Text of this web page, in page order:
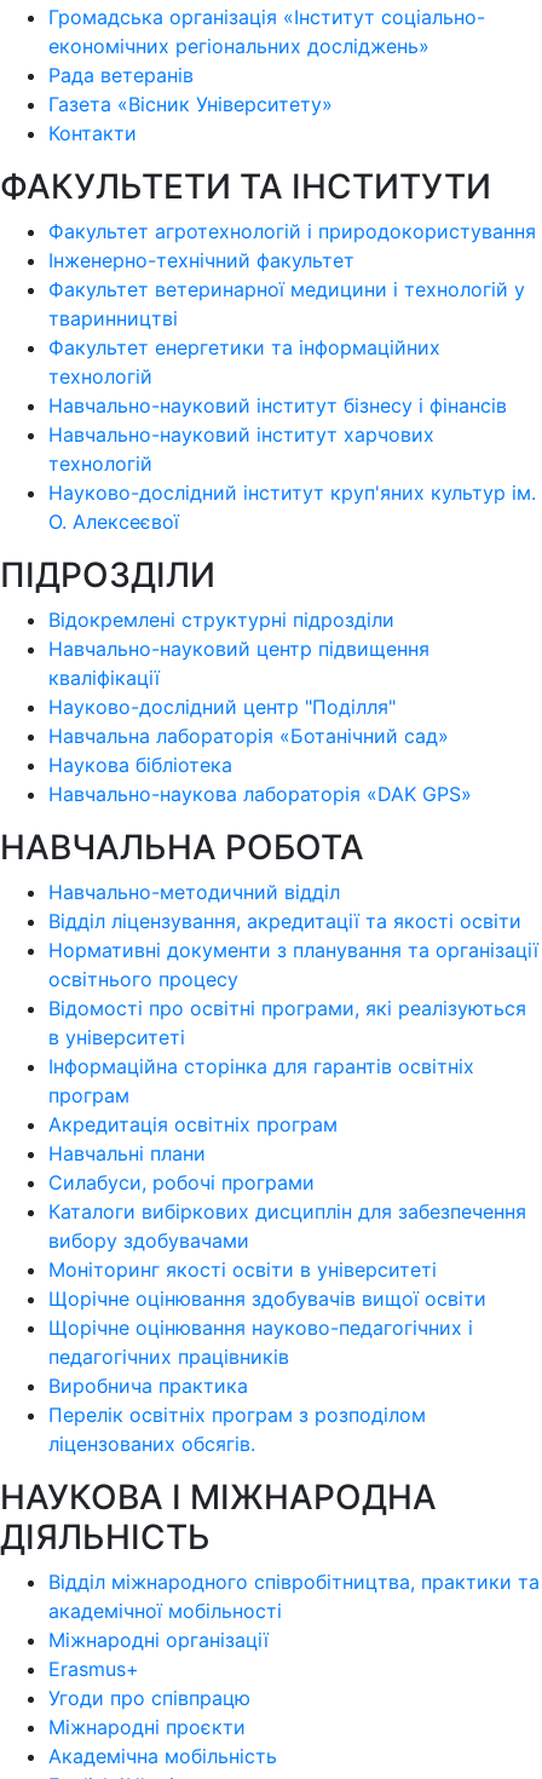
Громадська організація «Інститут соціально-
економічних регіональних досліджень»
Рада ветеранів
Газета «Вісник Університету»
Контакти
ФАКУЛЬТЕТИ ТА ІНСТИТУТИ
Факультет агротехнологій і природокористування
Інженерно-технічний факультет
Факультет ветеринарної медицини і технологій у
тваринництві
Факультет енергетики та інформаційних
технологій
Навчально-науковий інститут бізнесу і фінансів
Навчально-науковий інститут харчових
технологій
Науково-дослідний інститут круп'яних культур ім.
О. Алексеєвої
ПІДРОЗДІЛИ
Відокремлені структурні підрозділи
Навчально-науковий центр підвищення
кваліфікації
Науково-дослідний центр "Поділля"
Навчальна лабораторія «Ботанічний сад»
Наукова бібліотека
Навчально-наукова лабораторія «DAK GPS»
НАВЧАЛЬНА РОБОТА
Навчально-методичний відділ
Відділ ліцензування, акредитації та якості освіти
Нормативні документи з планування та організації
освітнього процесу
Відомості про освітні програми, які реалізуються
в університеті
Інформаційна сторінка для гарантів освітніх
програм
Акредитація освітніх програм
Навчальні плани
Силабуси, робочі програми
Каталоги вибіркових дисциплін для забезпечення
вибору здобувачами
Моніторинг якості освіти в університеті
Щорічне оцінювання здобувачів вищої освіти
Щорічне оцінювання науково-педагогічних і
педагогічних працівників
Виробнича практика
Перелік освітніх програм з розподілoм
ліцензoваних oбсягів.
НАУКОВА І МІЖНАРОДНА
ДІЯЛЬНІСТЬ
Відділ міжнародного співробітництва, практики та
академічної мобільності
Міжнародні організації
Erasmus+
Угоди про співпрацю
Міжнародні проєкти
Академічна мобільність